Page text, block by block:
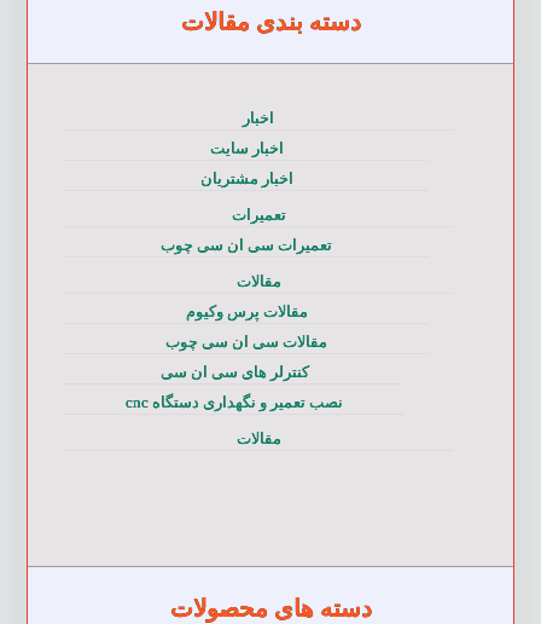
دسته بندی مقالات
اخبار
اخبار سایت
اخبار مشتریان
تعمیرات
تعمیرات سی ان سی چوب
مقالات
مقالات پرس وکیوم
مقالات سی ان سی چوب
کنترلر های سی ان سی
نصب تعمیر و نگهداری دستگاه cnc
مقالات
دسته های محصولات